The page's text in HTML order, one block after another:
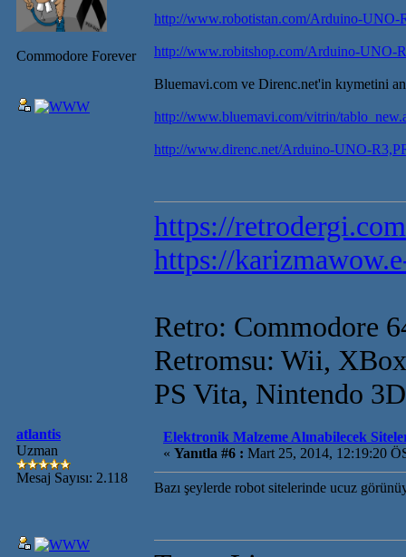
Commodore Forever
http://www.robotistan.com/Arduino-UNO-
http://www.robitshop.com/Arduino-UNO-
Bluemavi.com ve Direnc.net'in kıymetini
http://www.bluemavi.com/vitrin/
http://www.direnc.net/Arduino-UNO-
https://retrodergi.com
https://
Retro: Commodore
Retromsu: Wii,
PS Vita, Nintendo
atlantis
Uzman
Mesaj Sayısı: 2.118
Elektronik Malzeme Alınabilecek
« Yanıtla #6 : Mart 25, 2014, 12:19:20
Bazı şeylerde robot sitelerinde ucuz